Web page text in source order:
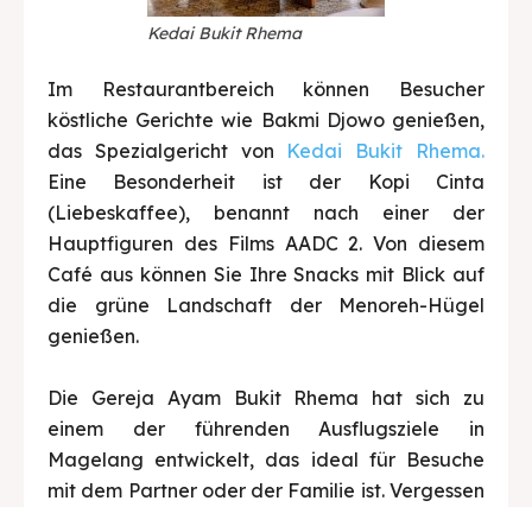
Kedai Bukit Rhema
Im Restaurantbereich können Besucher
köstliche Gerichte wie Bakmi Djowo genießen,
das Spezialgericht von Kedai Bukit Rhema.
Eine Besonderheit ist der Kopi Cinta
(Liebeskaffee), benannt nach einer der
Hauptfiguren des Films AADC 2. Von diesem
Café aus können Sie Ihre Snacks mit Blick auf
die grüne Landschaft der Menoreh-Hügel
genießen.
Die Gereja Ayam Bukit Rhema hat sich zu
einem der führenden Ausflugsziele in
Magelang entwickelt, das ideal für Besuche
mit dem Partner oder der Familie ist. Vergessen